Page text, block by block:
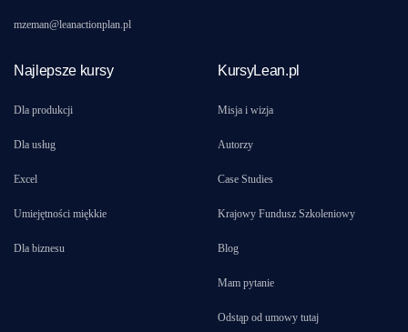
mzeman@leanactionplan.pl
Najlepsze kursy
Dla produkcji
Dla usług
Excel
Umiejętności miękkie
Dla biznesu
KursyLean.pl
Misja i wizja
Autorzy
Case Studies
Krajowy Fundusz Szkoleniowy
Blog
Mam pytanie
Odstąp od umowy tutaj